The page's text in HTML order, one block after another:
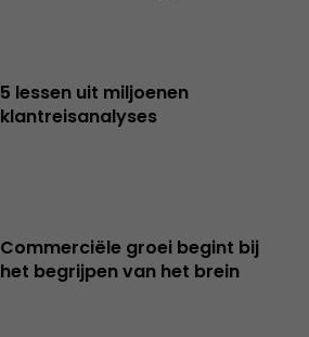
5 lessen uit miljoenen
klantreisanalyses
Commerciële groei begint bij
het begrijpen van het brein